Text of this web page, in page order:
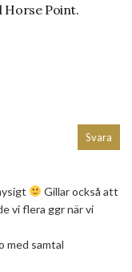
Horse Point.
Gillar också att
vi flera ggr när vi
med samtal
Svara